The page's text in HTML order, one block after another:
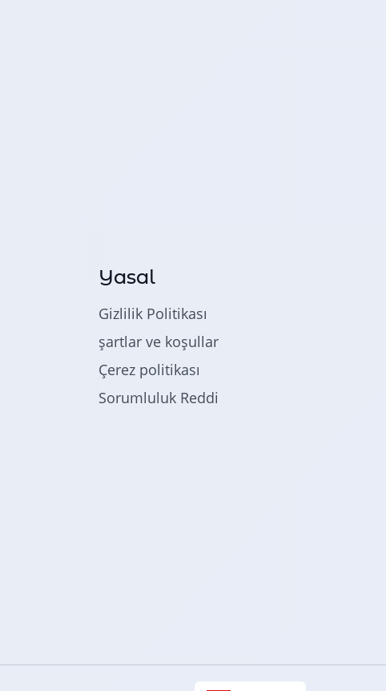
Yasal
Gizlilik Politikası
şartlar ve koşullar
Çerez politikası
Sorumluluk Reddi